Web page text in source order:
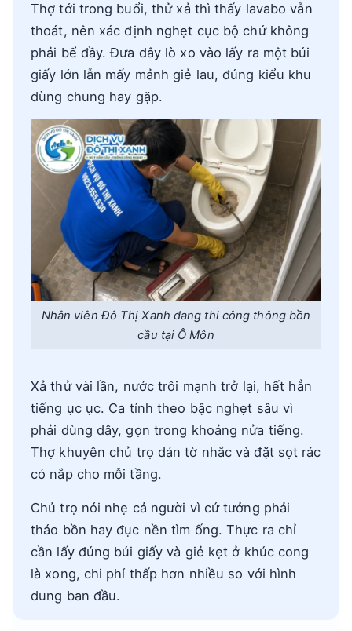
Thợ tới trong buổi, thử xả thì thấy lavabo vẫn
thoát, nên xác định nghẹt cục bộ chứ không
phải bể đầy. Đưa dây lò xo vào lấy ra một búi
giấy lớn lẫn mấy mảnh giẻ lau, đúng kiểu khu
dùng chung hay gặp.
Nhân viên Đô Thị Xanh đang thi công thông bồn
cầu tại Ô Môn
Xả thử vài lần, nước trôi mạnh trở lại, hết hẳn
tiếng ục ục. Ca tính theo bậc nghẹt sâu vì
phải dùng dây, gọn trong khoảng nửa tiếng.
Thợ khuyên chủ trọ dán tờ nhắc và đặt sọt rác
có nắp cho mỗi tầng.
Chủ trọ nói nhẹ cả người vì cứ tưởng phải
tháo bồn hay đục nền tìm ống. Thực ra chỉ
cần lấy đúng búi giấy và giẻ kẹt ở khúc cong
là xong, chi phí thấp hơn nhiều so với hình
dung ban đầu.